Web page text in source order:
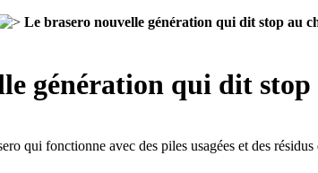
Le brasero nouvelle génération qui dit stop au
génération qui dit
qui fonctionne avec des piles usagées et des